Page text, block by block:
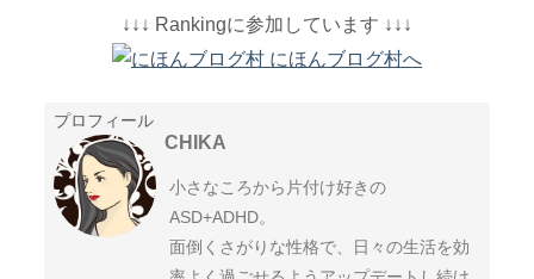
↓↓↓ Rankingに参加しています ↓↓↓
プロフィール
CHIKA
小さなころから片付け好きの
ASD+ADHD。
面倒くさがりな性格で、日々の生活を効